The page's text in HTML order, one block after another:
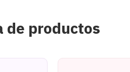
de productos